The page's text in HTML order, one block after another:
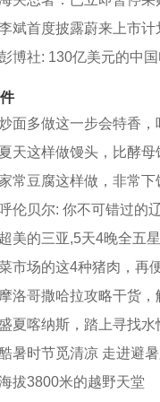
斌首度披露蔚来上市
博社: 130亿美元的中
面多做这一步会特香，
天这样做馒头，比酵
常豆腐这样做，非常下
伦贝尔: 你不可错过的
美的三亚,5天4晚全五
市场的这4种猪肉，再
洛哥撒哈拉攻略干货，
夏喀纳斯，踏上寻找水
暑时节觅清凉 走进避
拔3800米的越野天堂